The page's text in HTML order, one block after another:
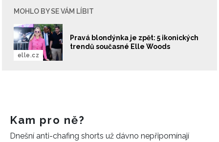
MOHLO BY SE VÁM LÍBIT
Pravá blondýnka je zpět: 5 ikonických
trendů současné Elle Woods
elle.cz
Kam pro ně?
Dnešní anti-chafing shorts už dávno nepřipomínají